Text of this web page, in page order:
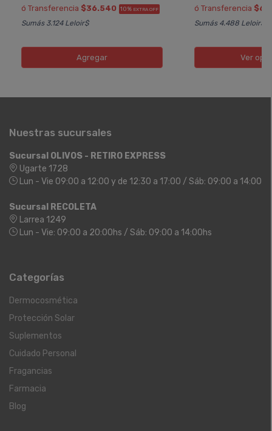
ó Transferencia $36.540 10% EXTRA OFF
Sumás 3.124 Leloir$
Agregar
ó Transferencia
Sumás 4.488 Leloir$
Ver
Nuestras sucursales
Sucursal OLIVOS - RETIRO EXPRESS
Ugarte 1728
Lun - Vie 09:00 a 12:00 y de 12:30 a 17:00 / Sáb: 09:00 a 14:00
Sucursal RECOLETA
Larrea 1249
Lun - Vie: 09:00 a 20:00hs / Sáb: 09:00 a 14:00hs
Categorías
Dermocosmética
Protección Solar
Suplementos
Cuidado Personal
Fragancias
Farmacia
Blog